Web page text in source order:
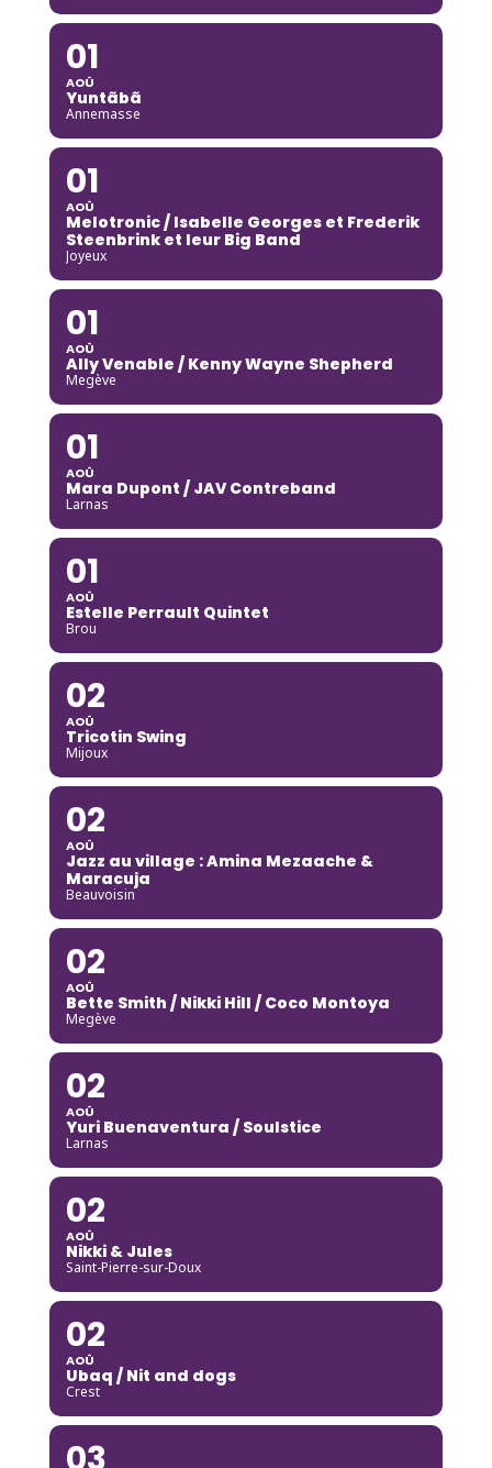
01
AOÛ
Yuntãbã
Annemasse
01
AOÛ
Melotronic / Isabelle Georges et Frederik
Steenbrink et leur Big Band
Joyeux
01
AOÛ
Ally Venable / Kenny Wayne Shepherd
Megève
01
AOÛ
Mara Dupont / JAV Contreband
Larnas
01
AOÛ
Estelle Perrault Quintet
Brou
02
AOÛ
Tricotin Swing
Mijoux
02
AOÛ
Jazz au village : Amina Mezaache &
Maracuja
Beauvoisin
02
AOÛ
Bette Smith / Nikki Hill / Coco Montoya
Megève
02
AOÛ
Yuri Buenaventura / Soulstice
Larnas
02
AOÛ
Nikki & Jules
Saint-Pierre-sur-Doux
02
AOÛ
Ubaq / Nit and dogs
Crest